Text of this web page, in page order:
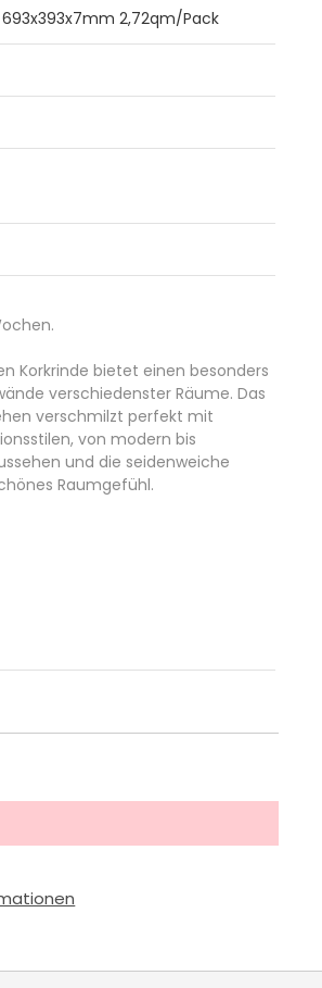
2,72qm/Pack
Korkrinde bietet einen besonders
verschiedenster Räume. Das
verschmilzt perfekt mit
von modern bis
und die seidenweiche
Raumgefühl.